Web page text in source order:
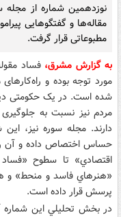
مقاله‌ها و گفتگوهايی
مطبوعاتی قرار گرفت.
به گزارش مشرق،فساد
مورد توجه بوده و
شده است. در یک حکومتی
مردم نیز نسبت به
دارند. مجله سوره نیز،
حساس اختصاص داده و آن
اقتصادي» تا سطوح
«هنرهاي فاسد و منحط» و
پرسش قرار داده است.
در بخش تحليلي اين شماره